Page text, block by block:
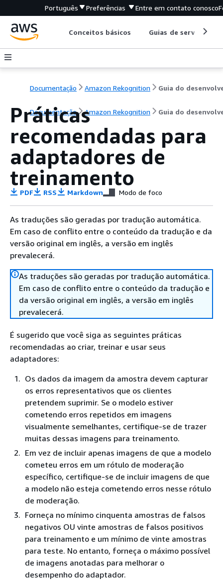
Português Preferências Entre em contato conosco
Conceitos básicos Guias de serviço
Documentação Amazon Rekognition
Documentação Amazon Rekognition Guia do
Práticas
recomendadas para
adaptadores de
treinamento
PDF RSS Markdown Modo de foco
As traduções são geradas por tradução automática.
Em caso de conflito entre o conteúdo da tradução e da
versão original em inglês, a versão em inglês
prevalecerá.
As traduções são geradas por tradução automática.
Em caso de conflito entre o conteúdo da tradução e
da versão original em inglês, a versão em inglês
prevalecerá.
É sugerido que você siga as seguintes práticas
recomendadas ao criar, treinar e usar seus
adaptadores:
Os dados da imagem da amostra devem capturar
os erros representativos que os clientes
pretendem suprimir. Se o modelo estiver
cometendo erros repetidos em imagens
visualmente semelhantes, certifique-se de trazer
muitas dessas imagens para treinamento.
Em vez de incluir apenas imagens de que a modelo
cometeu erros em um rótulo de moderação
específico, certifique-se de incluir imagens de que
a modelo não esteja cometendo erros nesse rótulo
de moderação.
Forneça no mínimo cinquenta amostras de falsos
negativos OU vinte amostras de falsos positivos
para treinamento e um mínimo de vinte amostras
para teste. No entanto, forneça o máximo possível
de imagens anotadas para melhorar o
desempenho do adaptador.